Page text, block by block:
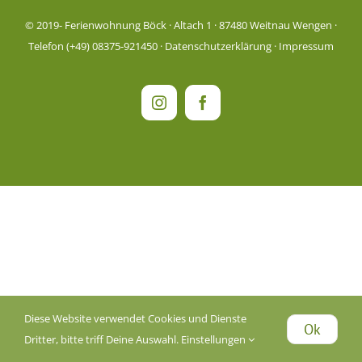
© 2019- Ferienwohnung Böck · Altach 1 · 87480 Weitnau Wengen ·
Telefon (+49) 08375-921450 · Datenschutzerklärung · Impressum
InstagramFacebook
Diese Website verwendet Cookies und Dienste
Dritter, bitte triff Deine Auswahl. Einstellungen
Ok